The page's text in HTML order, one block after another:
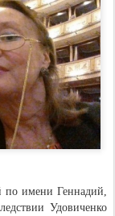
по имени Геннадий,
Удовиченко